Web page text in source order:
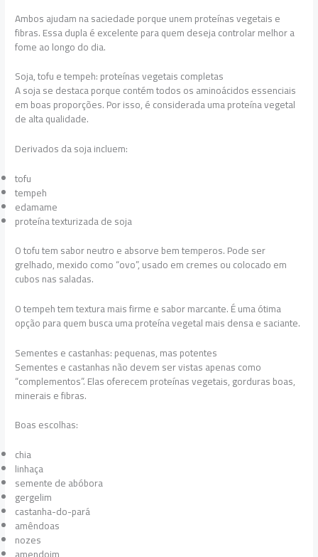
Ambos ajudam na saciedade porque unem proteínas vegetais e
fibras. Essa dupla é excelente para quem deseja controlar melhor a
fome ao longo do dia.
Soja, tofu e tempeh: proteínas vegetais completas
A soja se destaca porque contém todos os aminoácidos essenciais
em boas proporções. Por isso, é considerada uma proteína vegetal
de alta qualidade.
Derivados da soja incluem:
tofu
tempeh
edamame
proteína texturizada de soja
O tofu tem sabor neutro e absorve bem temperos. Pode ser
grelhado, mexido como “ovo”, usado em cremes ou colocado em
cubos nas saladas.
O tempeh tem textura mais firme e sabor marcante. É uma ótima
opção para quem busca uma proteína vegetal mais densa e saciante.
Sementes e castanhas: pequenas, mas potentes
Sementes e castanhas não devem ser vistas apenas como
“complementos”. Elas oferecem proteínas vegetais, gorduras boas,
minerais e fibras.
Boas escolhas:
chia
linhaça
semente de abóbora
gergelim
castanha-do-pará
amêndoas
nozes